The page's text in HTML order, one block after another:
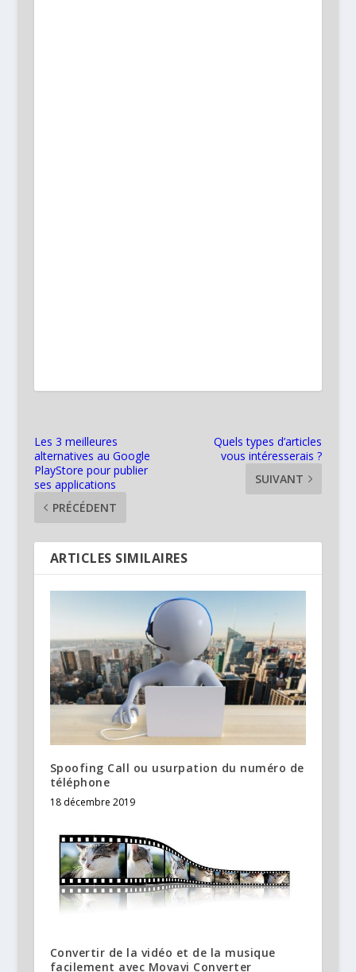
Les 3 meilleures
alternatives au Google
PlayStore pour publier
ses applications
PRÉCÉDENT
Quels types d’articles
vous intéresserais ?
SUIVANT
ARTICLES SIMILAIRES
Spoofing Call ou usurpation du numéro de
téléphone
18 décembre 2019
Convertir de la vidéo et de la musique
facilement avec Movavi Converter